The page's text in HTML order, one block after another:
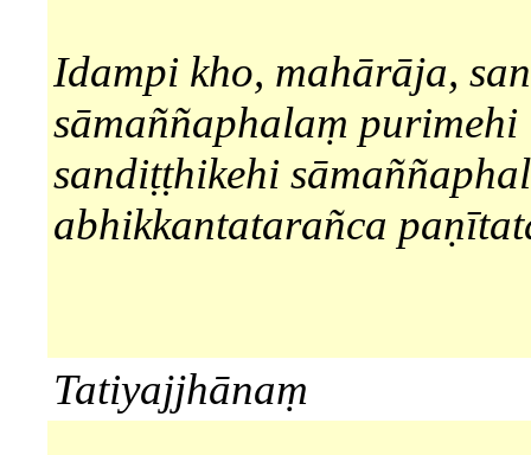
Idampi kho, mahārāja,
sāmaññaphalaṃ purimehi
sandiṭṭhikehi
abhikkantatarañca
Tatiyajjhānaṃ